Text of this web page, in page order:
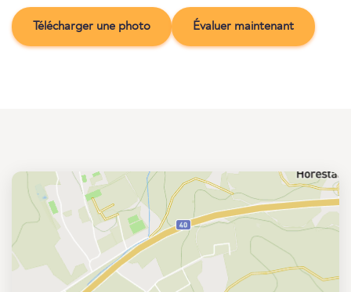
Télécharger une photo Évaluer maintenant